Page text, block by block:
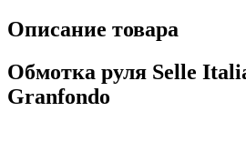
Описание товара
Обмотка руля Selle
Granfondo